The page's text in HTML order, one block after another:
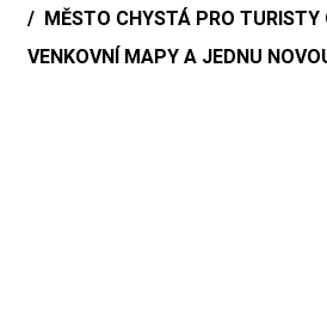
MĚSTO CHYSTÁ PRO TURISTY
VENKOVNÍ MAPY A JEDNU